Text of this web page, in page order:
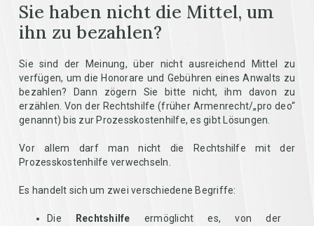
Sie haben nicht die Mittel, um
ihn zu bezahlen?
Sie sind der Meinung, über nicht ausreichend Mittel zu
verfügen, um die Honorare und Gebühren eines Anwalts zu
bezahlen? Dann zögern Sie bitte nicht, ihm davon zu
erzählen. Von der Rechtshilfe (früher Armenrecht/„pro deo“
genannt) bis zur Prozesskostenhilfe, es gibt Lösungen.
Vor allem darf man nicht die Rechtshilfe mit der
Prozesskostenhilfe verwechseln.
Es handelt sich um zwei verschiedene Begriffe:
Die Rechtshilfe ermöglicht es, von der